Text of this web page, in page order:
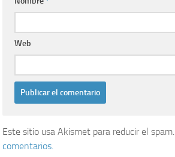
Web
Este sitio usa Akismet para reducir el spam.
comentarios.